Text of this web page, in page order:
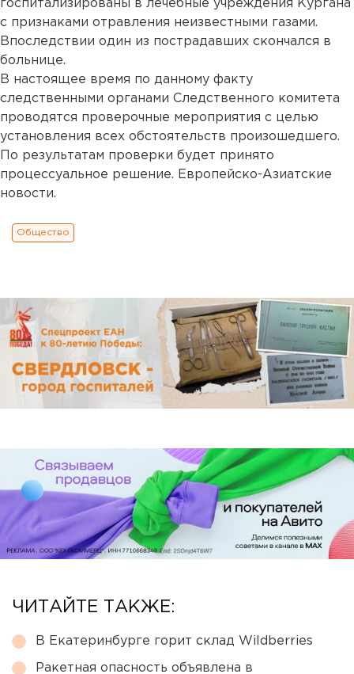
госпитализированы в лечебные учреждения Кургана
с признаками отравления неизвестными газами.
Впоследствии один из пострадавших скончался в
больнице.
В настоящее время по данному факту
следственными органами Следственного комитета
проводятся проверочные мероприятия с целью
установления всех обстоятельств произошедшего.
По результатам проверки будет принято
процессуальное решение. Европейско-Азиатские
новости.
Общество
ЧИТАЙТЕ ТАКЖЕ:
В Екатеринбурге горит склад Wildberries
Ракетная опасность объявлена в